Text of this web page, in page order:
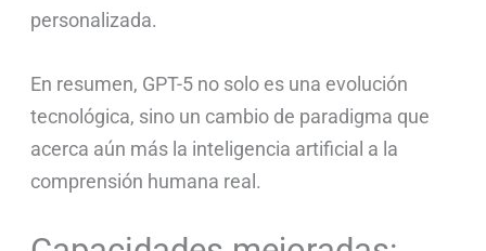
personalizada.
En resumen, GPT-5 no solo es una evolución
tecnológica, sino un cambio de paradigma que
acerca aún más la inteligencia artificial a la
comprensión humana real.